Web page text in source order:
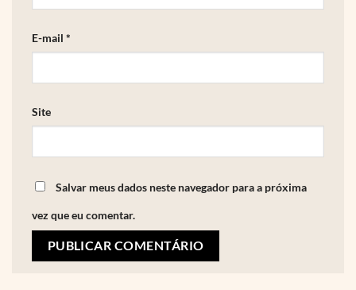
E-mail *
Site
Salvar meus dados neste navegador para a próxima
vez que eu comentar.